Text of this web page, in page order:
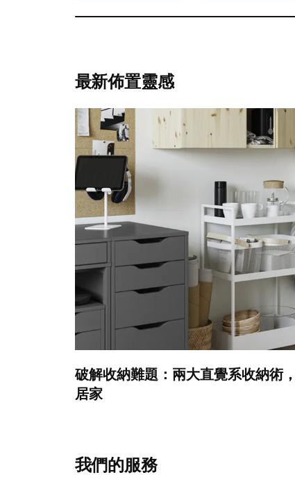
最新佈置靈感
破解收納難題：兩大直覺系收納術
居家
我們的服務